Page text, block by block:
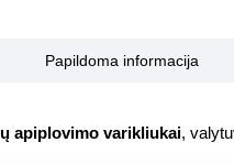
Papildoma informacija
apiplovimo varikliukai,